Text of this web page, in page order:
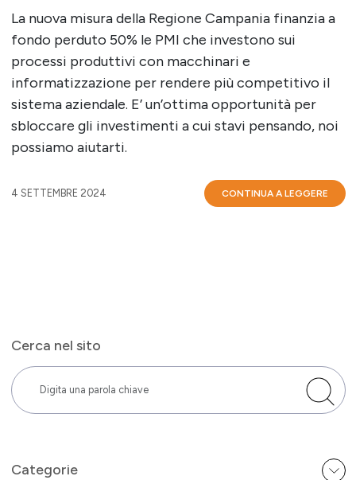
Cerca nel sito
Categorie
La nuova misura della Regione Campania finanzia a
fondo perduto 50% le PMI che investono sui
processi produttivi con macchinari e
informatizzazione per rendere più competitivo il
sistema aziendale. E’ un’ottima opportunità per
sbloccare gli investimenti a cui stavi pensando, noi
possiamo aiutarti.
4 SETTEMBRE 2024 CONTINUA A LEGGERE